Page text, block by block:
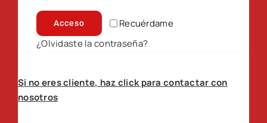
Recuérdame
Acceso
¿Olvidaste la contraseña?
Si no eres cliente, haz click para contactar con
nosotros